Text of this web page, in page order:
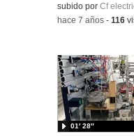
subido porCf
-hace 7 años -116
01′ 28″